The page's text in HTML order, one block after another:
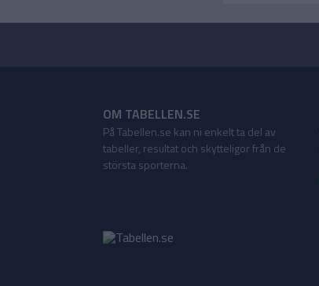
OM TABELLEN.SE
På Tabellen.se kan ni enkelt ta del av
tabeller, resultat och skytteligor från de
största sporterna.